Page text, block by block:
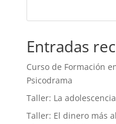
Entradas
Curso de Formación
Psicodrama
Taller: La
Taller: El dinero más